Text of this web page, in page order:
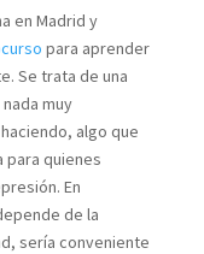
en Madrid y
para aprender
Se trata de una
muy
algo que
para quienes
En
de la
sería conveniente